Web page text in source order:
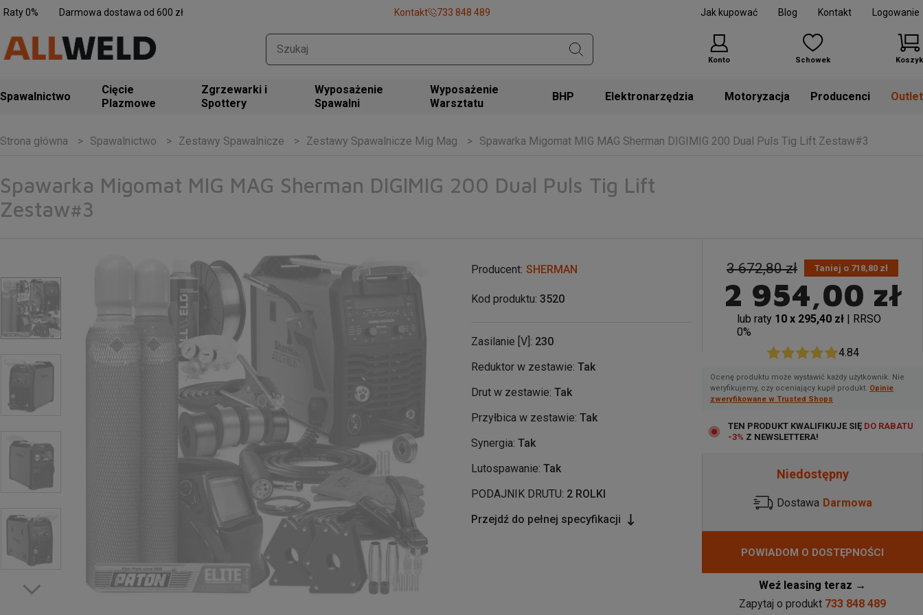
Raty 0% Darmowa dostawa od 600 zł Kontakt 733 848 489 Jak kupować Blog Kontakt Logowanie
Konto Schowek Koszyk
Spawalnictwo
Zgrzewarki i
Spottery
Wyposażenie
Spawalni
Wyposażenie
Warsztatu
BHP Motoryzacja Producenci Outlet
Strona główna Spawalnictwo Zestawy Spawalnicze Zestawy Spawalnicze Mig Mag Spawarka Migomat MIG MAG Sherman DIGIMIG 200 Dual Puls Tig Lift Zestaw#3
Spawarka Migomat MIG MAG Sherman DIGIMIG 200 Dual Puls Tig Lift
Zestaw#3
Producent: SHERMAN
Kod produktu: 3520
Zasilanie [V]: 230
Reduktor w zestawie: Tak
Drut w zestawie: Tak
Przyłbica w zestawie: Tak
Synergia: Tak
Lutospawanie: Tak
PODAJNIK DRUTU: 2 ROLKI
Przejdź do pełnej specyfikacji
3 672,80 zł Taniej o 718,80 zł
2 954,00 zł
lub raty 10 x 295,40 zł | RRSO
0%
4.84
Ocenę produktu może wystawić każdy użytkownik. Nie
weryfikujemy, czy oceniający kupił produkt. Opinie
zweryfikowane w Trusted Shops
TEN PRODUKT KWALIFIKUJE SIĘ DO RABATU
-3% Z NEWSLETTERA!
Niedostępny
Dostawa Darmowa
POWIADOM O DOSTĘPNOŚCI
Weź leasing teraz →
Zapytaj o produkt 733 848 489